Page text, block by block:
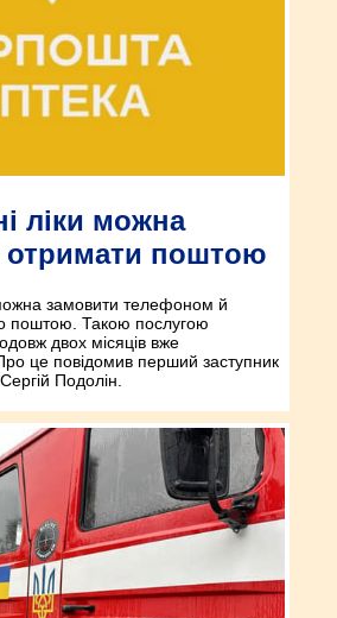
ліки можна
отримати поштою
замовити телефоном й
поштою. Такою послугою
двох місяців вже
це повідомив перший заступник
Подолін.